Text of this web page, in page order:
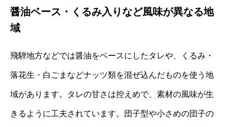
醤油ベース・くるみ入りなど風味が異なる地
域
飛騨地方などでは醤油をベースにしたタレや、くるみ・
落花生・白ごまなどナッツ類を混ぜ込んだものを使う地
域があります。タレの甘さは控えめで、素材の風味が生
きるように工夫されています。団子型や小さめの団子の